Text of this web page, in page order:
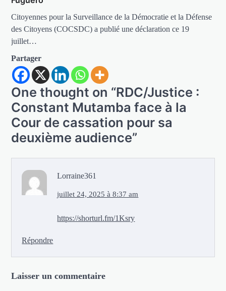
Citoyennes pour la Surveillance de la Démocratie et la Défense
des Citoyens (COCSDC) a publié une déclaration ce 19
juillet…
Partager
One thought on “RDC/Justice :
Constant Mutamba face à la
Cour de cassation pour sa
deuxième audience”
Lorraine361
juillet 24, 2025 à 8:37 am
https://shorturl.fm/1Ksry
Répondre
Laisser un commentaire